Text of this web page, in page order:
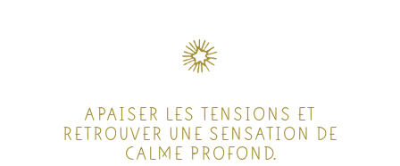
APAISER LES TENSIONS ET
RETROUVER UNE SENSATION DE
CALME PROFOND.